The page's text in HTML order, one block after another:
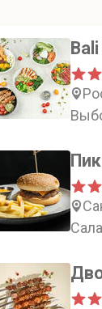
Санкт-
Bali